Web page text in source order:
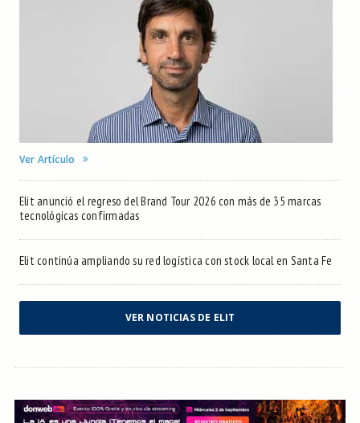
Ver Artículo
Elit anunció el regreso del Brand Tour 2026 con más de 35 marcas
tecnológicas confirmadas
Elit continúa ampliando su red logística con stock local en Santa Fe
VER NOTICIAS DE ELIT